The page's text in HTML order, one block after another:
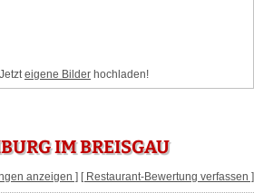
eigene Bilder hochladen!
IM BREISGAU
anzeigen ] [ Restaurant-Bewertung verfassen ]